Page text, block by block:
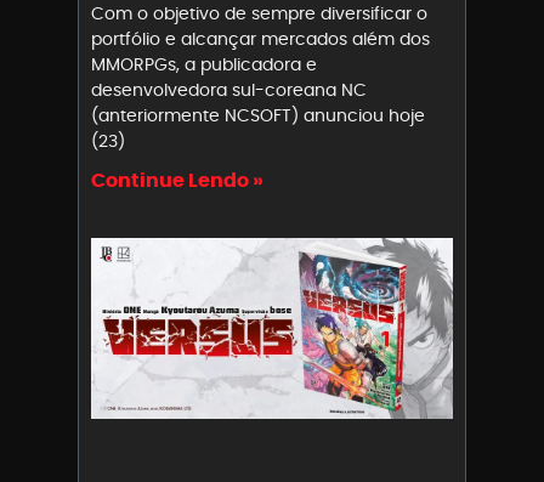
Com o objetivo de sempre diversificar o
portfólio e alcançar mercados além dos
MMORPGs, a publicadora e
desenvolvedora sul-coreana NC
(anteriormente NCSOFT) anunciou hoje
(23)
Continue Lendo »